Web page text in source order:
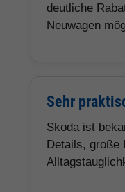
deutliche
Neuwagen
Sehr
Skoda ist
Details, große